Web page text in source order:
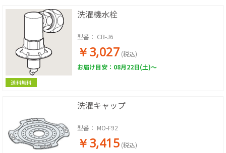
送料無料
洗濯機水栓
型番： CB-J6
￥3,027 (税込)
お届け目安：08月22日(土)～
洗濯キャップ
型番： MO-F92
￥3,415 (税込)